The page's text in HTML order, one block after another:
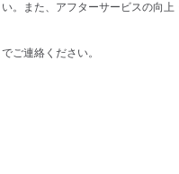
。また、アフターサービスの向上
ご連絡ください。